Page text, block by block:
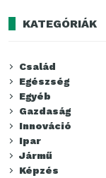
KATEGÓRIÁK
Család
Egészség
Egyéb
Gazdaság
Innováció
Ipar
Jármű
Képzés